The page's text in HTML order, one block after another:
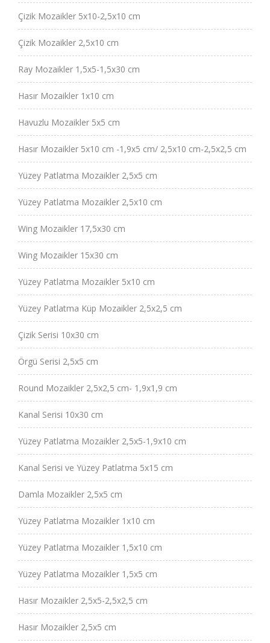
Çizik Mozaikler 5x10-2,5x10 cm
Çizik Mozaikler 2,5x10 cm
Ray Mozaikler 1,5x5-1,5x30 cm
Hasır Mozaikler 1x10 cm
Havuzlu Mozaikler 5x5 cm
Hasır Mozaikler 5x10 cm -1,9x5 cm/ 2,5x10 cm-2,5x2,5 cm
Yüzey Patlatma Mozaikler 2,5x5 cm
Yüzey Patlatma Mozaikler 2,5x10 cm
Wing Mozaikler 17,5x30 cm
Wing Mozaikler 15x30 cm
Yüzey Patlatma Mozaikler 5x10 cm
Yüzey Patlatma Küp Mozaikler 2,5x2,5 cm
Çizik Serisi 10x30 cm
Örgü Serisi 2,5x5 cm
Round Mozaikler 2,5x2,5 cm- 1,9x1,9 cm
Kanal Serisi 10x30 cm
Yüzey Patlatma Mozaikler 2,5x5-1,9x10 cm
Kanal Serisi ve Yüzey Patlatma 5x15 cm
Damla Mozaikler 2,5x5 cm
Yüzey Patlatma Mozaikler 1x10 cm
Yüzey Patlatma Mozaikler 1,5x10 cm
Yüzey Patlatma Mozaikler 1,5x5 cm
Hasır Mozaikler 2,5x5-2,5x2,5 cm
Hasır Mozaikler 2,5x5 cm